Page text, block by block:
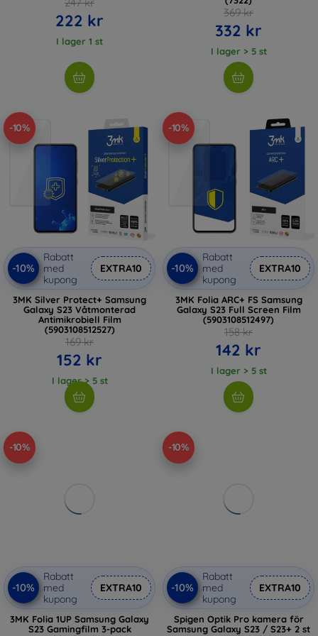
222 kr
I lager 1 st
369 kr
332 kr
I lager > 5 st
-10%
-10%
Rabatt
med
kupong
EXTRA10
3MK Silver Protect+ Samsung
Galaxy S23 Våtmonterad
Antimikrobiell Film
(5903108512527)
169 kr
152 kr
I lager > 5 st
-10%
-10%
Rabatt
med
kupong
EXTRA10
3MK Folia ARC+ FS Samsung
Galaxy S23 Full Screen Film
(5903108512497)
158 kr
142 kr
I lager > 5 st
-10%
-10%
Rabatt
med
kupong
EXTRA10
3MK Folia 1UP Samsung Galaxy
S23 Gamingfilm 3-pack
-10%
-10%
Rabatt
med
kupong
EXTRA10
Spigen Optik Pro kamera för
Samsung Galaxy S23 / S23+ 2 st